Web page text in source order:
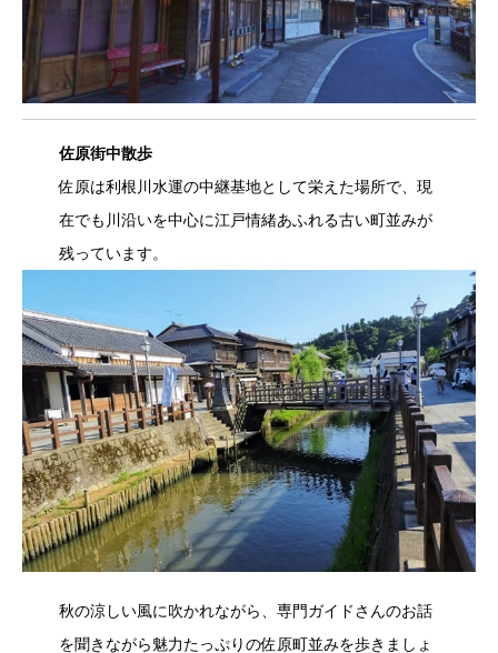
佐原街中散歩
佐原は利根川水運の中継基地として栄えた場所で、現
在でも川沿いを中心に江戸情緒あふれる古い町並みが
残っています。
秋の涼しい風に吹かれながら、専門ガイドさんのお話
を聞きながら魅力たっぷりの佐原町並みを歩きましょ